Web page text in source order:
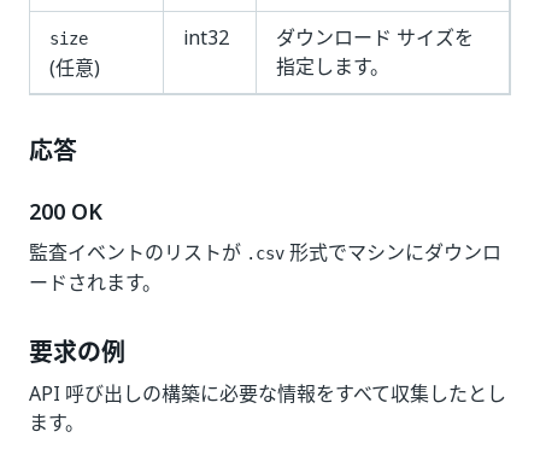
size
(任意)
int32
ダウンロード サイズを
指定します。
応答
200 OK
監査イベントのリストが .csv 形式でマシンにダウンロ
ードされます。
要求の例
API 呼び出しの構築に必要な情報をすべて収集したとし
ます。